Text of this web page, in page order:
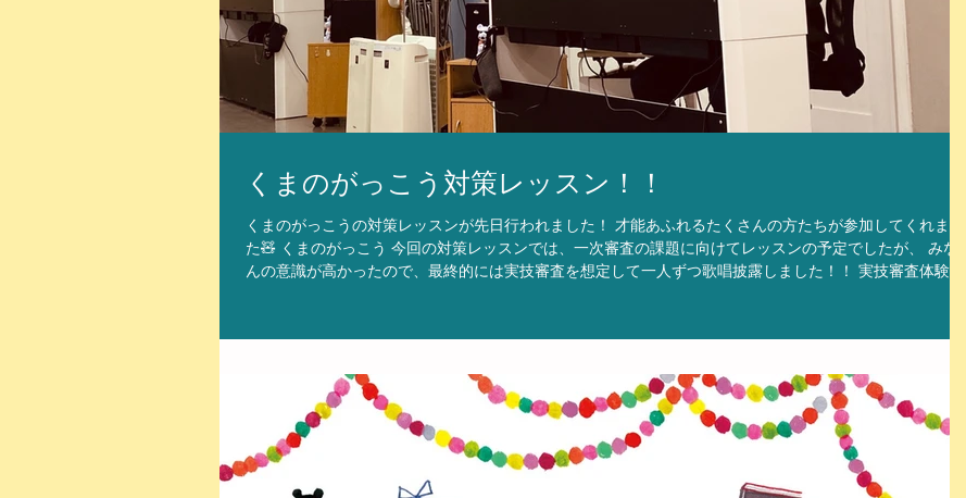
くまのがっこう対策レッスン！！
くまのがっこうの対策レッスンが先日行われました！ 才能あふれるたくさんの方たちが参加してくれまし
た🧸 くまのがっこう 今回の対策レッスンでは、一次審査の課題に向けてレッスンの予定でしたが、 みなさ
んの意識が高かったので、最終的には実技審査を想定して一人ずつ歌唱披露しました！！ 実技審査体験！
アドバイスをして、 １時間のレッスンでしたが、たくさんのことを吸収してもらえました。 くまのがっこ
行う予定です。 まだ応募が済んでいない方はお急ぎください！ 今後の対策レッスン（グループレッスン・
個人レッスン）の詳細はスタジオにお問い合わせください。 たくさんの方たちとの出会いを楽しみにして
います！ https://www.fujikawa-mst.com/the-bea